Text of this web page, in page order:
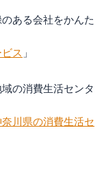
ある会社をかんた
ス 」
の消費生活センタ
川県の消費生活セ